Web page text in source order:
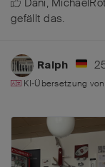
Dani,
gefällt das.
Ralph
KI-Übersetzung von